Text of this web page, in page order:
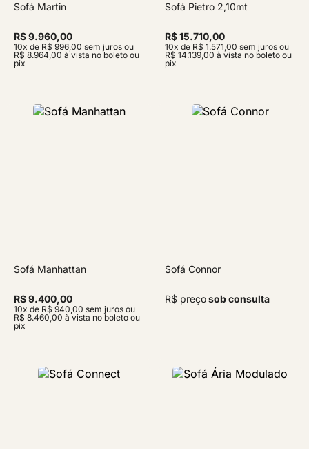
Sofá Martin
R$ 9.960,00
10x de R$ 996,00 sem juros ou
R$ 8.964,00 à vista no boleto ou
pix
Sofá Pietro 2,10mt
R$ 15.710,00
10x de R$ 1.571,00 sem juros ou
R$ 14.139,00 à vista no boleto ou
pix
Sofá Manhattan
R$ 9.400,00
10x de R$ 940,00 sem juros ou
R$ 8.460,00 à vista no boleto ou
pix
Sofá Connor
R$ preçosob consulta